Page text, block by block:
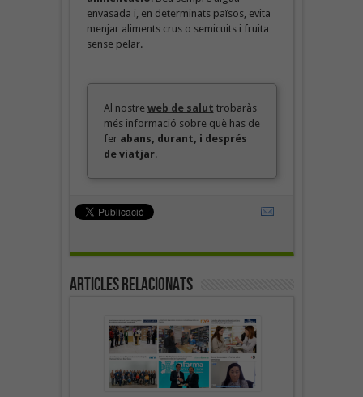
envasada i, en determinats països, evita
menjar aliments crus o semicuits i fruita
sense pelar.
Al nostre web de salut trobaràs
més informació sobre què has de
fer abans, durant, i després
de viatjar.
Articles Relacionats